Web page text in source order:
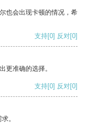
也会出现卡顿的情况，希
支持[0] 反对[0]
更准确的选择。
支持[0] 反对[0]
。